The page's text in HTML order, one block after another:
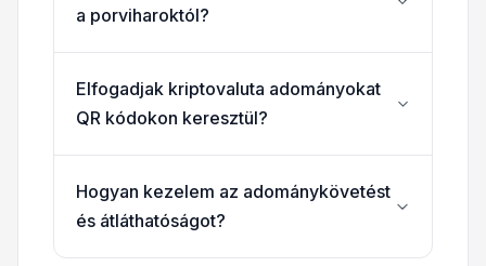
a porviharoktól?
Elfogadjak kriptovaluta adományokat
QR kódokon keresztül?
Hogyan kezelem az adománykövetést
és átláthatóságot?